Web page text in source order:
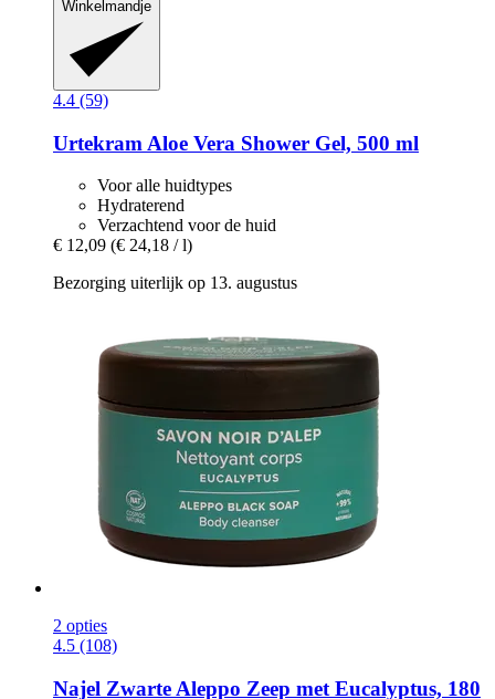
Winkelmandje
4.4 (59)
Urtekram Aloe Vera Shower Gel, 500 ml
Voor alle huidtypes
Hydraterend
Verzachtend voor de huid
€ 12,09 (€ 24,18 / l)
Bezorging uiterlijk op 13. augustus
2 opties
4.5 (108)
Najel Zwarte Aleppo Zeep met Eucalyptus, 180